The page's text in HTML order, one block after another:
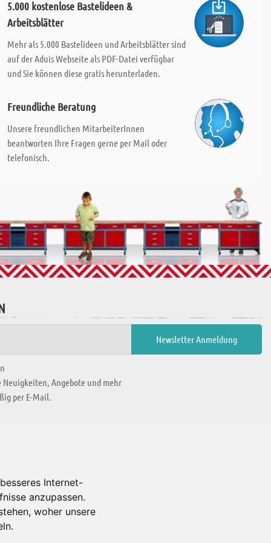
Internet-
anzupassen.
woher unsere
5.000 kostenlose Bastelideen &
Arbeitsblätter
Mehr als 5.000 Bastelideen und Arbeitsblätter sind
auf der Aduis Webseite als PDF-Datei verfügbar
und Sie können diese gratis herunterladen.
Freundliche Beratung
Unsere freundlichen MitarbeiterInnen
beantworten Ihre Fragen gerne per Mail oder
telefonisch.
Angebote und mehr
per E-Mail.
Es gibt uns auch in